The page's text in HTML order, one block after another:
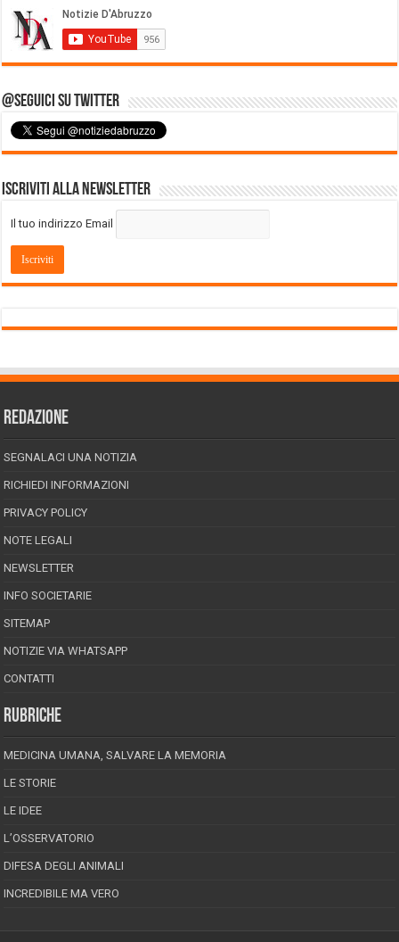
@Seguici su Twitter
Iscriviti alla Newsletter
Il tuo indirizzo Email
REDAZIONE
SEGNALACI UNA NOTIZIA
RICHIEDI INFORMAZIONI
PRIVACY POLICY
NOTE LEGALI
NEWSLETTER
INFO SOCIETARIE
SITEMAP
NOTIZIE VIA WHATSAPP
CONTATTI
RUBRICHE
MEDICINA UMANA, SALVARE LA MEMORIA
LE STORIE
LE IDEE
L’OSSERVATORIO
DIFESA DEGLI ANIMALI
INCREDIBILE MA VERO